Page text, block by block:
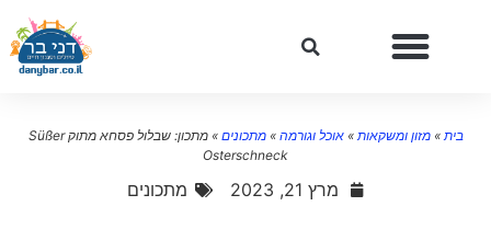
»מזון ומשקאות»אוכל וגורמה»מתכונים»
מתכון: שבלול פסחא מתוק Süßer
Osterschneck
מרץ 21, 2023 מתכונים